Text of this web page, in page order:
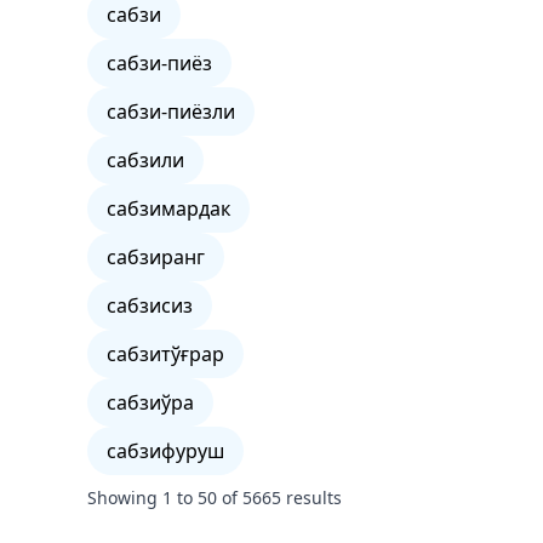
сабзи
сабзи-пиёз
сабзи-пиёзли
сабзили
сабзимардак
сабзиранг
сабзисиз
сабзитўғрар
сабзиўра
сабзифуруш
Showing 1 to 50 of 5665 results